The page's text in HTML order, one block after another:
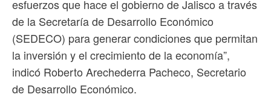
esfuerzos que hace el gobierno de Jalisco a través
de la Secretaría de Desarrollo Económico
(SEDECO) para generar condiciones que permitan
la inversión y el crecimiento de la economía”,
indicó Roberto Arechederra Pacheco, Secretario
de Desarrollo Económico.